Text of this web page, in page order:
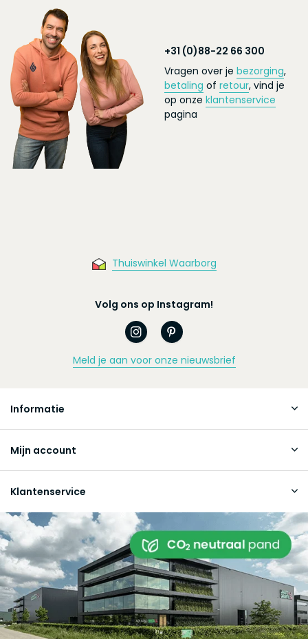
+31 (0)88-22 66 300
Vragen over je bezorging,
betaling of retour, vind je
op onze klantenservice
pagina
Thuiswinkel Waarborg
Volg ons op Instagram!
Meld je aan voor onze nieuwsbrief
Informatie
Mijn account
Klantenservice